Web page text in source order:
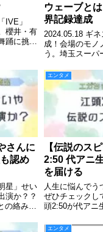
IVE」
櫻井・有
踊に挑
ウェーブと
界記録達成
2024.05.18 ギ
成！会場のモノ
う。埼玉スーパ
ブについて解説。
さんに
認め
星」せい
演か？？
の絡みを
エンタメ
【伝説のス
2:50 代アニ
を届ける
人生に悩んでう
ぜひチェックし
頭2:50が代アニ
サプライズ乱入
エンタメ